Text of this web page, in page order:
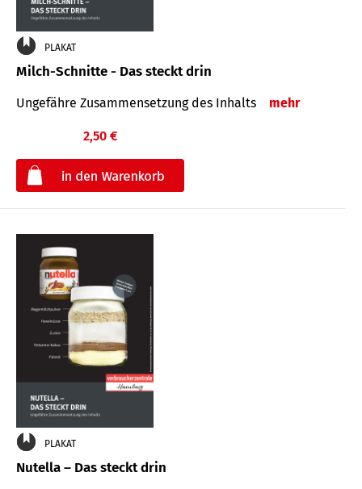
PLAKAT
Milch-Schnitte - Das steckt drin
Ungefähre Zu­sammen­setzung des Inhalts mehr
2,50 €
PLAKAT
Nutella – Das steckt drin